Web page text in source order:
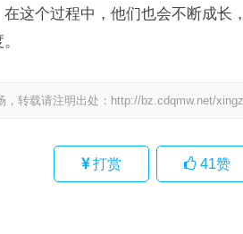
这个过程中，他们也会不断成长
转载请注明出处： http://bz.cdqmw.net/
打赏 41赞